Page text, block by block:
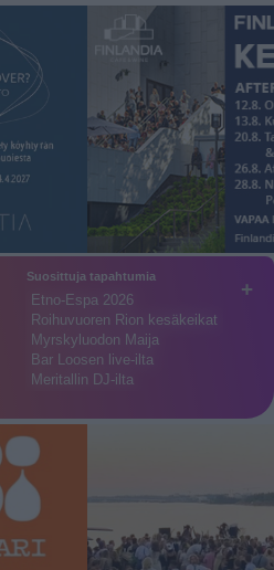
+
Suosittuja tapahtumia
Etno-Espa 2026
Roihuvuoren Rion kesäkeikat
Myrskyluodon Maija
Bar Loosen live-ilta
Meritallin DJ-ilta